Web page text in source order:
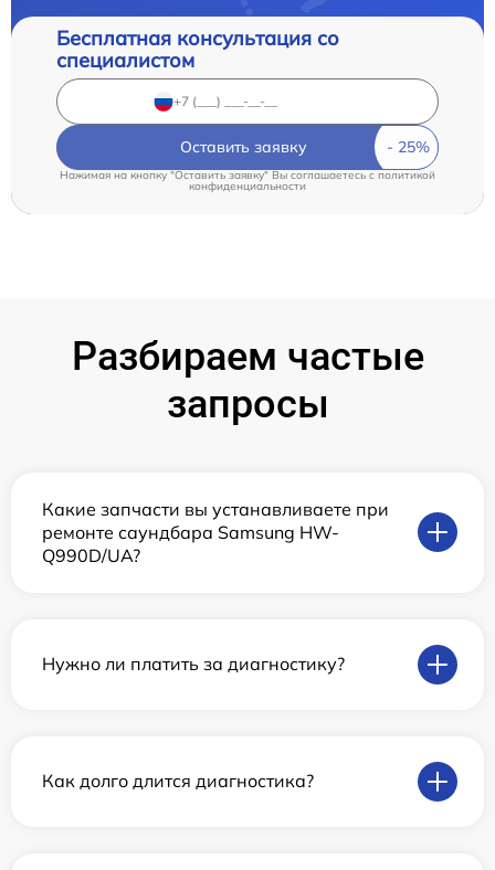
Бесплатная консультация со
специалистом
Оставить заявку
Нажимая на кнопку "Оставить заявку" Вы соглашаетесь cполитикой
конфиденциальности
Разбираем частые
запросы
Какие запчасти вы устанавливаете при
ремонте саундбара Samsung HW-
Q990D/UA?
Нужно ли платить за диагностику?
Как долго длится диагностика?